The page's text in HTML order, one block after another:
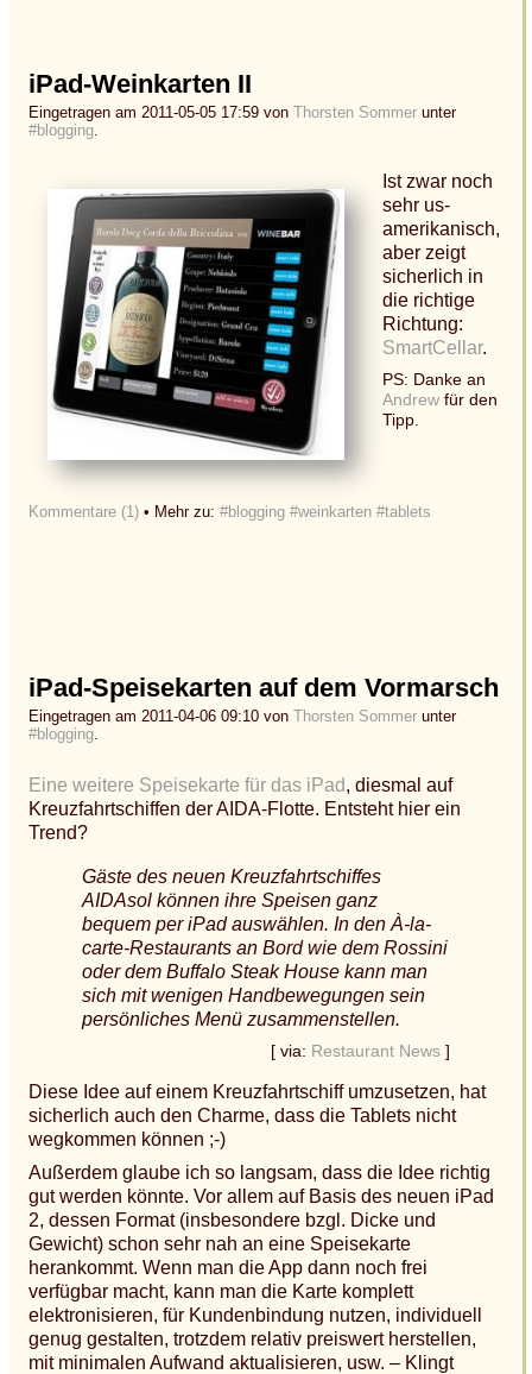
iPad-Weinkarten II
Eingetragen am 2011-05-05 17:59 von Thorsten Sommer unter
#blogging.
Ist zwar noch
sehr us-
amerikanisch,
aber zeigt
sicherlich in
die richtige
Richtung:
SmartCellar.
PS: Danke an
Andrew für den
Tipp.
Kommentare (1) • Mehr zu: #blogging #weinkarten #tablets
iPad-Speisekarten auf dem Vormarsch
Eingetragen am 2011-04-06 09:10 von Thorsten Sommer unter
#blogging.
Eine weitere Speisekarte für das iPad, diesmal auf
Kreuzfahrtschiffen der AIDA-Flotte. Entsteht hier ein
Trend?
Gäste des neuen Kreuzfahrtschiffes
AIDAsol können ihre Speisen ganz
bequem per iPad auswählen. In den À-la-
carte-Restaurants an Bord wie dem Rossini
oder dem Buffalo Steak House kann man
sich mit wenigen Handbewegungen sein
persönliches Menü zusammenstellen.
[ via: Restaurant News ]
Diese Idee auf einem Kreuzfahrtschiff umzusetzen, hat
sicherlich auch den Charme, dass die Tablets nicht
wegkommen können ;-)
Außerdem glaube ich so langsam, dass die Idee richtig
gut werden könnte. Vor allem auf Basis des neuen iPad
2, dessen Format (insbesondere bzgl. Dicke und
Gewicht) schon sehr nah an eine Speisekarte
herankommt. Wenn man die App dann noch frei
verfügbar macht, kann man die Karte komplett
elektronisieren, für Kundenbindung nutzen, individuell
genug gestalten, trotzdem relativ preiswert herstellen,
mit minimalen Aufwand aktualisieren, usw. – Klingt